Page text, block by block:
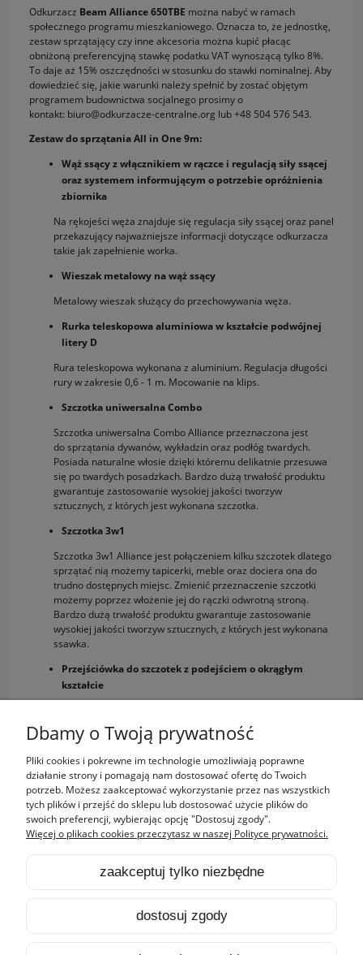
Odkurzacz Beam Alliance 650TBE można nabyć w ramach
społecznego programu mieszkaniowego. Oznacza to, że jednostkę,
zestaw sprzątający czy inne akcesoria można kupić płacąc
obniżoną preferencyjną stawkę podatku VAT wynoszącą tylko 8%.
To daje aż 15% oszczędności w stosunku do stawki nominalnej. Aby
dowiedzieć się, jakie warunki należy spełnić by zostać objętym
programem budownictwa socjalnego prosimy o
kontakt: biuro@odkurzacze-centralne.org lub +48 504 576 543.
Zestaw do sprzątania All in One 9m:
Wąż ssący z włącznikiem w rączce i regulacją siły ssącej
oraz systemem informującym o potrzebie opróżnienia
zbiornika
Na rękojeści węża znajduje się regulacja siły ssącej oraz panel
przekazujący najważniejsze informacji dotyczące odkurzacza
takie jak zapełnienie worka.
Wieszak metalowy na wąż ssący
Metalowy wieszak służący do przechowywania węża.
Rurka teleskopowa aluminiowa w kształcie podwójnej
litery D
Rura teleskopowa wykonana z aluminium. Regulacja długości
rury w zakresie 0,6 - 1 m. Mocowanie na klips.
Szczotka uniwersalna Combo
Szczotka uniwersalna Combo Alliance przeznaczona jest
do sprzątania dywanów, wykładzin oraz podłóg twardych.
Posiada naturalne włosie dzięki któremu delikatnie przesuwa
się po twardych posadzkach. Bardzo dużą trwałość produktu
gwarantuje zastosowanie wysokiej jakości tworzyw
sztucznych, z których jest wykonana szczotka.
Szczotka 3w1
Szczotka 3w1 Alliance jest połączeniem kilku szczotek dlatego
sprzątać nią możemy tapicerki, meble oraz dociera ona do
trudno dostępnych miejsc. Zmienić przeznaczenie szczotki
możemy poprzez włożenie jej do rączki odwrotną stroną.
Bardzo dużą trwałość produktu gwarantuje zastosowanie
wysokiej jakości tworzyw sztucznych, z których jest wykonana
ssawka.
Przejściówka do szczotek z podejściem o okrągłym
kształcie
Alliance dowolnej szczotki z wejściem okrągłym (32mm).
Zakupy
Pomoc
Dbamy o Twoją prywatność
Pliki cookies i pokrewne im technologie umożliwiają poprawne
działanie strony i pomagają nam dostosować ofertę do Twoich
potrzeb. Możesz zaakceptować wykorzystanie przez nas wszystkich
tych plików i przejść do sklepu lub dostosować użycie plików do
swoich preferencji, wybierając opcję "Dostosuj zgody".
Więcej o plikach cookies przeczytasz w naszej Polityce prywatności.
zaakceptuj tylko niezbędne
dostosuj zgody